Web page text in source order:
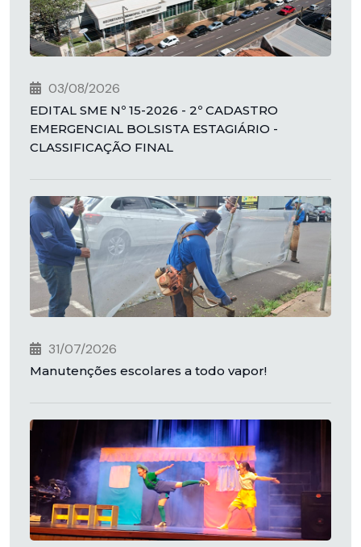
03/08/2026
EDITAL SME Nº 15-2026 - 2º CADASTRO
EMERGENCIAL BOLSISTA ESTAGIÁRIO -
CLASSIFICAÇÃO FINAL
31/07/2026
Manutenções escolares a todo vapor!